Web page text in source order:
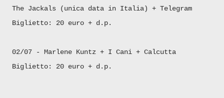
The Jackals (unica data in Italia) + Telegram
Biglietto: 20 euro + d.p.
02/07 - Marlene Kuntz + I Cani + Calcutta
Biglietto: 20 euro + d.p.